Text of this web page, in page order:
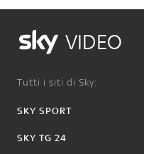
VIDEO
Tutti i siti di Sky:
SKY SPORT
SKY TG 24